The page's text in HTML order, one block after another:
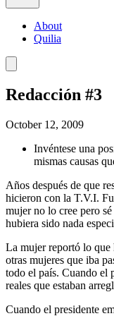
About
Quilia
Redacción #3
October 12, 2009
Invéntese una
mismas causas
Años después de que
hicieron con la T.V.I.
mujer no lo cree pero
hubiera sido nada
La mujer reportó lo que
otras mujeres que iba
todo el país. Cuando el
reales que estaban
Cuando el presidente